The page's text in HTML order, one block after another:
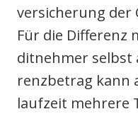
ver­si­che­rung der
Für die Dif­fe­renz
dit­neh­mer
renz­be­trag kann
lauf­zeit meh­re­re